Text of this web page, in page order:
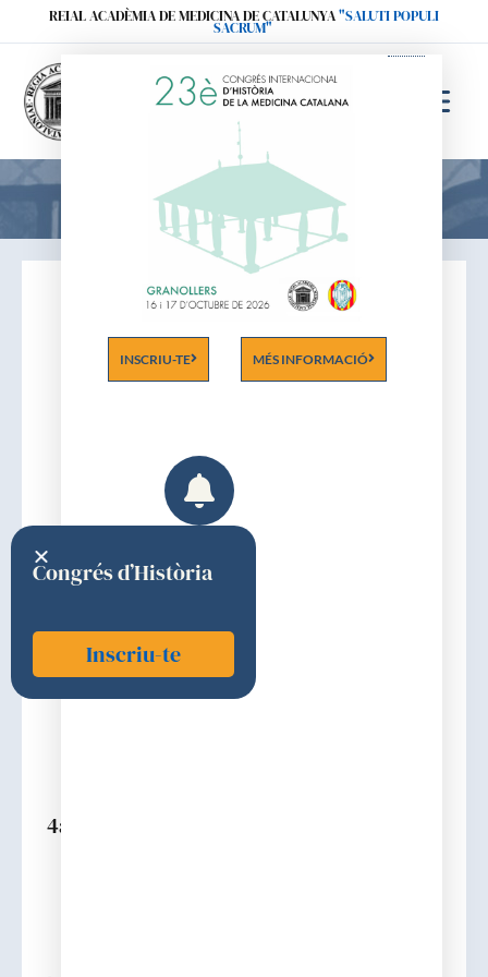
REIAL ACADÈMIA DE MEDICINA DE CATALUNYA"SALUTI POPULI
SACRUM"
Acadèmics
4a (CIÈNCIES MÈDIQUES SOCIALS I AFINS)
Congrés d’Història
Inscriu-te
INSCRIU-TE MÉS INFORMACIÓ